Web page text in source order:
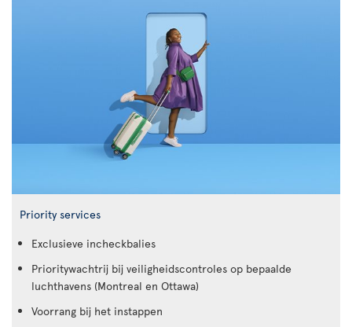
Priority services
Exclusieve incheckbalies
Prioritywachtrij bij veiligheidscontroles op bepaalde
luchthavens (Montreal en Ottawa)
Voorrang bij het instappen